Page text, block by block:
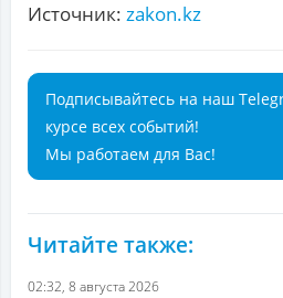
Источник: zakon.kz
Подписывайтесь на наш
курсе всех событий!
Мы работаем для Вас!
Читайте также:
02:32, 8 августа 2026